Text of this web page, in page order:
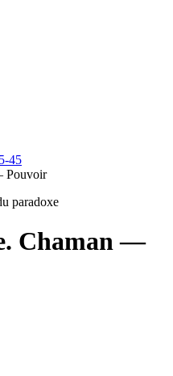
45
Pouvoir
paradoxe
Chaman —